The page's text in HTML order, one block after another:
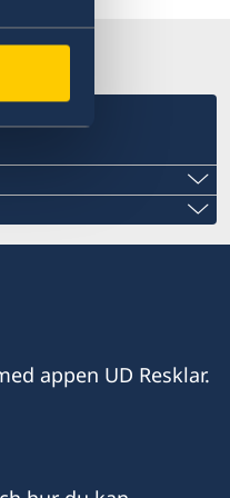
ärenden i första
appen UD Resklar.